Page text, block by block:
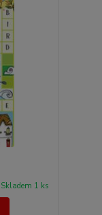
Skladem 1 ks